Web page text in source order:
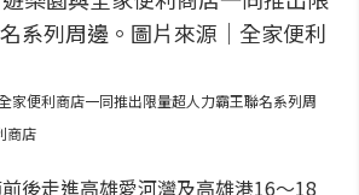
家便利商店一同推出限量超人力霸王聯名系列周
商店
後走進高雄愛河灣及高雄港16～18